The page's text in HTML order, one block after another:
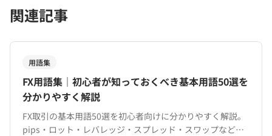
関連記事
用語集
FX用語集｜初心者が知っておくべき基本用語50選を
分かりやすく解説
FX取引の基本用語50選を初心者向けに分かりやすく解説。
pips・ロット・レバレッジ・スプレッド・スワップなど、